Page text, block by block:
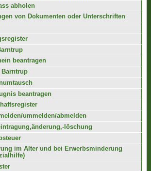
abholen
von Dokumenten oder Unterschriften
beantragen
Barntrup
beantragen
ummelden/abmelden
löschung
im Alter und bei Erwerbsminderung